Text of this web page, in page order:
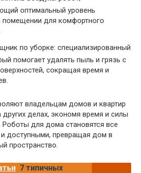
оптимальный уровень
помещении для комфортного
по уборке: специализированный
помогает удалять пыль и грязь с
сокращая время и
владельцам домов и квартир
других делах, экономя время и силы
Роботы для дома становятся все
доступными, превращая дом в
пространство.
7 типичных